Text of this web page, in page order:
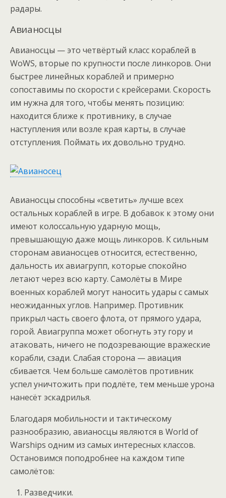
радары.
Авианосцы
Авианосцы — это четвёртый класс кораблей в
WoWS, вторые по крупности после линкоров. Они
быстрее линейных кораблей и примерно
сопоставимы по скорости с крейсерами. Скорость
им нужна для того, чтобы менять позицию:
находится ближе к противнику, в случае
наступления или возле края карты, в случае
отступления. Поймать их довольно трудно.
Авианосцы способны «светить» лучше всех
остальных кораблей в игре. В добавок к этому они
имеют колоссальную ударную мощь,
превышающую даже мощь линкоров. К сильным
сторонам авианосцев относится, естественно,
дальность их авиагрупп, которые спокойно
летают через всю карту. Самолёты в Мире
военных кораблей могут наносить удары с самых
неожиданных углов. Например. Противник
прикрыл часть своего флота, от прямого удара,
горой. Авиагруппа может обогнуть эту гору и
атаковать, ничего не подозревающие вражеские
корабли, сзади. Слабая сторона — авиация
сбивается. Чем больше самолётов противник
успел уничтожить при подлёте, тем меньше урона
нанесёт эскадрилья.
Благодаря мобильности и тактическому
разнообразию, авианосцы являются в World of
Warships одним из самых интересных классов.
Остановимся поподробнее на каждом типе
самолётов:
Разведчики.